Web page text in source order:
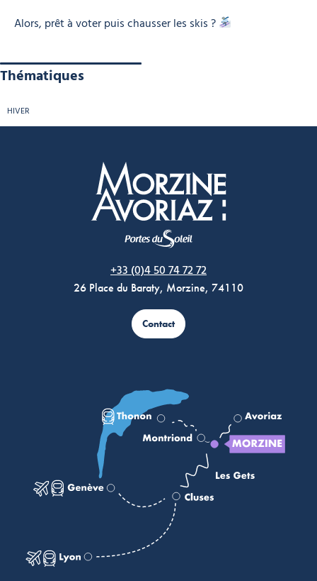
Alors, prêt à voter puis chausser les skis ?
Thématiques
HIVER
+33 (0)4 50 74 72 72
26 Place du Baraty, Morzine, 74110
Contact